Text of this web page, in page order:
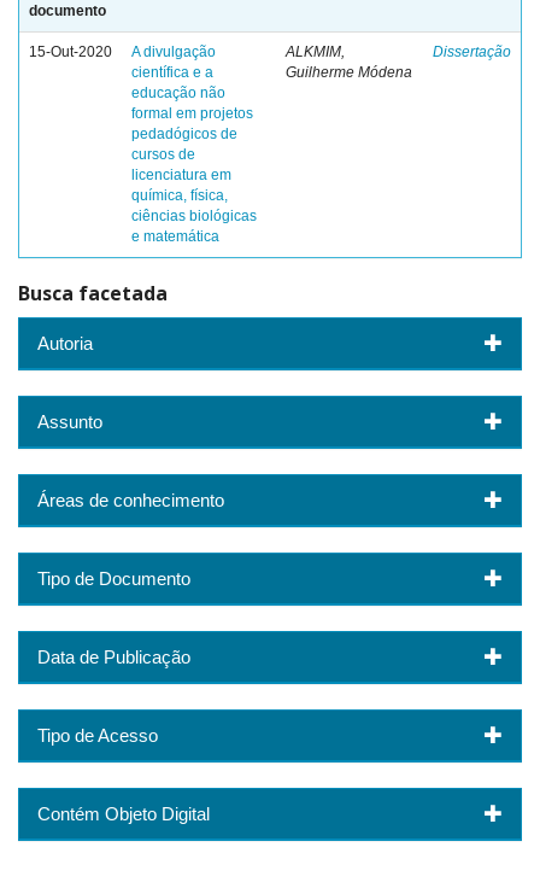
documento
15-Out-2020
A divulgação
científica e a
educação não
formal em projetos
pedadógicos de
cursos de
licenciatura em
química, física,
ciências biológicas
e matemática
ALKMIM,
Guilherme Módena
Dissertação
Busca facetada
Autoria
Assunto
Áreas de conhecimento
Tipo de Documento
Data de Publicação
Tipo de Acesso
Contém Objeto Digital